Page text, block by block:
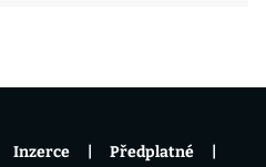
Inzerce Předplatné